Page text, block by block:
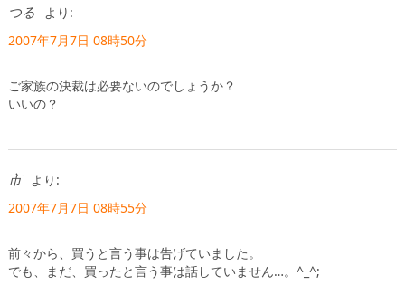
つる
より:
2007年7月7日 08時50分
ご家族の決裁は必要ないのでしょうか？
いいの？
市 より:
2007年7月7日 08時55分
前々から、買うと言う事は告げていました。
でも、まだ、買ったと言う事は話していません…。^_^;